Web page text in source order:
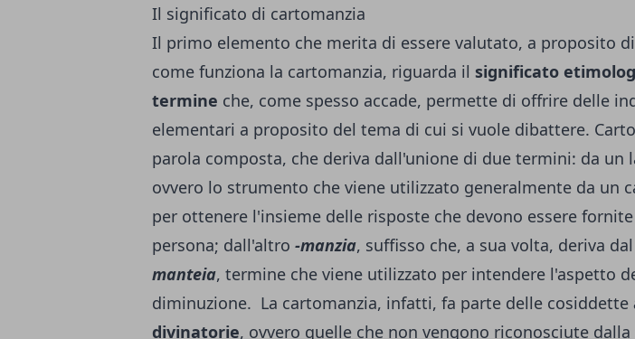
Il significato di cartomanzia
Il primo elemento che merita di essere valutato, a proposito
come funziona la cartomanzia, riguarda il significato
termine che, come spesso accade, permette di offrire delle
elementari a proposito del tema di cui si vuole dibattere.
parola composta, che deriva dall'unione di due termini: da un
ovvero lo strumento che viene utilizzato generalmente da un
per ottenere l'insieme delle risposte che devono essere
persona; dall'altro -manzia, suffisso che, a sua volta, deriva
manteia, termine che viene utilizzato per intendere l'aspetto
diminuzione. La cartomanzia, infatti, fa parte delle cosiddette
divinatorie, ovvero quelle che non vengono riconosciute